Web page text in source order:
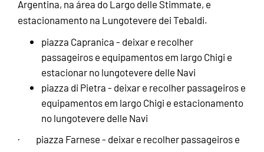
Argentina, na área do Largo delle Stimmate, e
estacionamento na Lungotevere dei Tebaldi.
piazza Capranica - deixar e recolher
passageiros e equipamentos em largo Chigi e
estacionar no lungotevere delle Navi
piazza di Pietra - deixar e recolher passageiros e
equipamentos em largo Chigi e estacionamento
no lungotevere delle Navi
· piazza Farnese - deixar e recolher passageiros e